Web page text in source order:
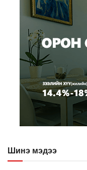
Шинэ мэдээ